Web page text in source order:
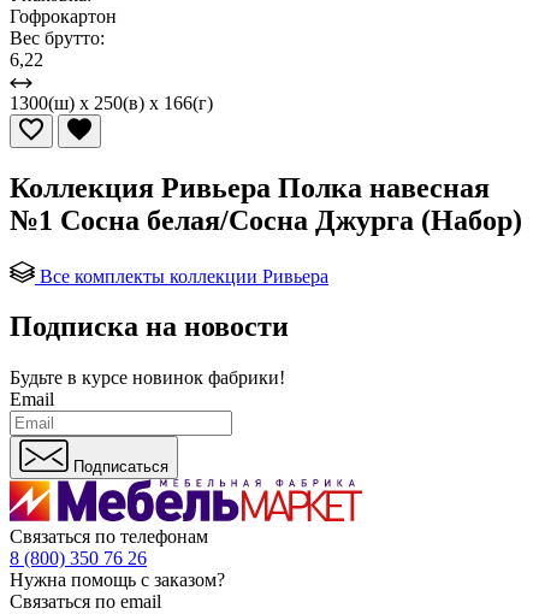
Гофрокартон
Вес брутто:
6,22
1300(ш) x 250(в) x 166(г)
Коллекция Ривьера Полка навесная
№1 Сосна белая/Сосна Джурга (Набор)
Все комплекты коллекции Ривьера
Подписка на новости
Будьте в курсе новинок фабрики!
Email
Подписаться
Связаться по телефонам
8 (800) 350 76 26
Нужна помощь с заказом?
Связаться по email